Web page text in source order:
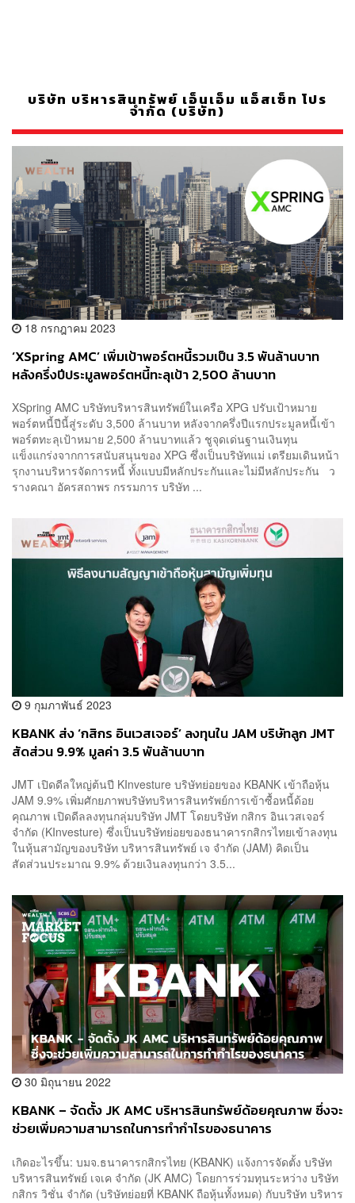
บริษัท บริหารสินทรัพย์ เอ็นเอ็ม แอ็สเซ็ท โปร
จำกัด (บริษัท)
18 กรกฎาคม 2023
‘XSpring AMC’ เพิ่มเป้าพอร์ตหนี้รวมเป็น 3.5 พันล้านบาท
หลังครึ่งปีประมูลพอร์ตหนี้ทะลุเป้า 2,500 ล้านบาท
XSpring AMC บริษัทบริหารสินทรัพย์ในเครือ XPG ปรับเป้าหมาย
พอร์ตหนี้ปีนี้สู่ระดับ 3,500 ล้านบาท หลังจากครึ่งปีแรกประมูลหนี้เข้า
พอร์ตทะลุเป้าหมาย 2,500 ล้านบาทแล้ว ชูจุดเด่นฐานเงินทุน
แข็งแกร่งจากการสนับสนุนของ XPG ซึ่งเป็นบริษัทแม่ เตรียมเดินหน้า
รุกงานบริหารจัดการหนี้ ทั้งแบบมีหลักประกันและไม่มีหลักประกัน ว
รางคณา อัครสถาพร กรรมการ บริษัท ...
9 กุมภาพันธ์ 2023
KBANK ส่ง ‘กสิกร อินเวสเจอร์’ ลงทุนใน JAM บริษัทลูก JMT
สัดส่วน 9.9% มูลค่า 3.5 พันล้านบาท
JMT เปิดดีลใหญ่ต้นปี KInvesture บริษัทย่อยของ KBANK เข้าถือหุ้น
JAM 9.9% เพิ่มศักยภาพบริษัทบริหารสินทรัพย์การเข้าซื้อหนี้ด้อย
คุณภาพ เปิดดีลลงทุนกลุ่มบริษัท JMT โดยบริษัท กสิกร อินเวสเจอร์
จำกัด (KInvesture) ซึ่งเป็นบริษัทย่อยของธนาคารกสิกรไทยเข้าลงทุน
ในหุ้นสามัญของบริษัท บริหารสินทรัพย์ เจ จำกัด (JAM) คิดเป็น
สัดส่วนประมาณ 9.9% ด้วยเงินลงทุนกว่า 3.5...
30 มิถุนายน 2022
KBANK – จัดตั้ง JK AMC บริหารสินทรัพย์ด้อยคุณภาพ ซึ่งจะ
ช่วยเพิ่มความสามารถในการทำกำไรของธนาคาร
เกิดอะไรขึ้น: บมจ.ธนาคารกสิกรไทย (KBANK) แจ้งการจัดตั้ง บริษัท
บริหารสินทรัพย์ เจเค จำกัด (JK AMC) โดยการร่วมทุนระหว่าง บริษัท
กสิกร วิชั่น จำกัด (บริษัทย่อยที่ KBANK ถือหุ้นทั้งหมด) กับบริษัท บริหาร